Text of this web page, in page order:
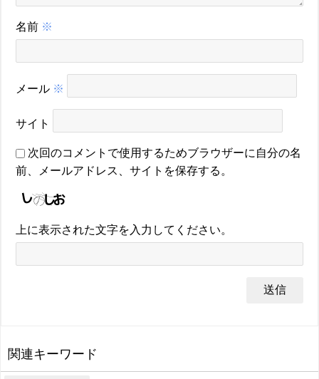
名前 ※
メール ※
サイト
次回のコメントで使用するためブラウザーに自分の名
前、メールアドレス、サイトを保存する。
上に表示された文字を入力してください。
関連キーワード